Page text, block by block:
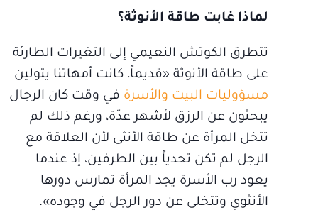
لماذا غابت طاقة الأنوثة؟
تتطرق الكوتش النعيمي إلى التغيرات الطارئة
على طاقة الأنوثة «قديماً، كانت أمهاتنا يتولين
مسؤوليات البيت والأسرة في وقت كان الرجال
يبحثون عن الرزق لأشهر عدّة، ورغم ذلك لم
تتخل المرأة عن طاقة الأنثى لأن العلاقة مع
الرجل لم تكن تحدياً بين الطرفين، إذ عندما
يعود رب الأسرة يجد المرأة تمارس دورها
الأنثوي وتتخلى عن دور الرجل في وجوده».